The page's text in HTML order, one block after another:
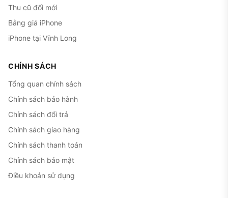
Thu cũ đổi mới
Bảng giá iPhone
iPhone tại Vĩnh Long
CHÍNH SÁCH
Tổng quan chính sách
Chính sách bảo hành
Chính sách đổi trả
Chính sách giao hàng
Chính sách thanh toán
Chính sách bảo mật
Điều khoản sử dụng